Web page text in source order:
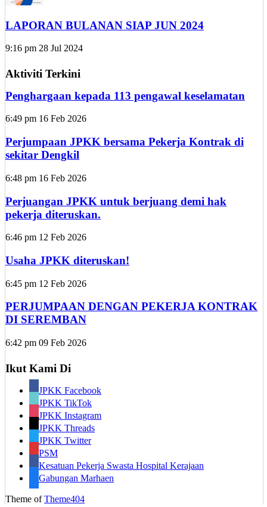
LAPORAN BULANAN SIAP JUN 2024
9:16 pm 28 Jul 2024
Aktiviti Terkini
Penghargaan kepada 113 pengawal keselamatan
6:49 pm 16 Feb 2026
Perjumpaan JPKK bersama Pekerja Kontrak di
sekitar Dengkil
6:48 pm 16 Feb 2026
Perjuangan JPKK untuk berjuang demi hak
pekerja diteruskan.
6:46 pm 12 Feb 2026
Usaha JPKK diteruskan!
6:45 pm 12 Feb 2026
PERJUMPAAN DENGAN PEKERJA KONTRAK
DI SEREMBAN
6:42 pm 09 Feb 2026
Ikut Kami Di
JPKK Facebook
JPKK TikTok
JPKK Instagram
JPKK Threads
JPKK Twitter
PSM
Kesatuan Pekerja Swasta Hospital Kerajaan
Gabungan Marhaen
Theme ofTheme404